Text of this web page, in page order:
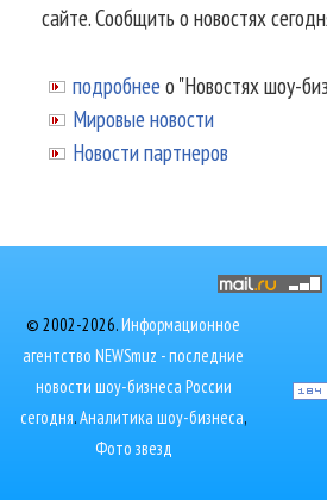
сайте. Сообщить о новостях
подробнее о "Новостях шоу-
Мировые новости
Новости партнеров
© 2002-2026.Информационное
агентство NEWSmuz - последние
новости шоу-бизнеса России
сегодня.Аналитика шоу-бизнеса,
Фото звезд